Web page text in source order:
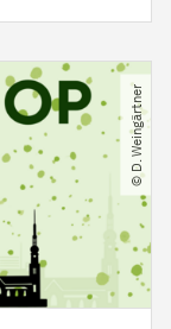
© D. Weingärtner